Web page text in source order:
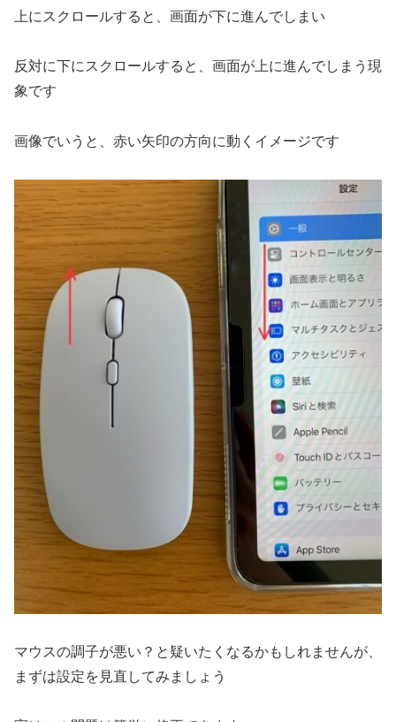
上にスクロールすると、画面が下に進んでしまい
反対に下にスクロールすると、画面が上に進んでしまう現
象です
画像でいうと、赤い矢印の方向に動くイメージです
マウスの調子が悪い？と疑いたくなるかもしれませんが、
まずは設定を見直してみましょう